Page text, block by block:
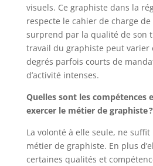
visuels. Ce graphiste dans la
respecte le cahier de charge
surprend par la qualité de son
travail du graphiste peut varier
degrés parfois courts de
d’activité intenses.
Quelles sont les compétences
exercer le métier de graphiste ?
La volonté à elle seule, ne
métier de graphiste. En plus
certaines qualités et